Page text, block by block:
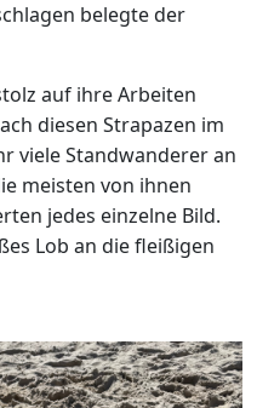
belegte der
auf ihre Arbeiten
diesen Strapazen im
viele Standwanderer an
meisten von ihnen
jedes einzelne Bild.
Lob an die fleißigen